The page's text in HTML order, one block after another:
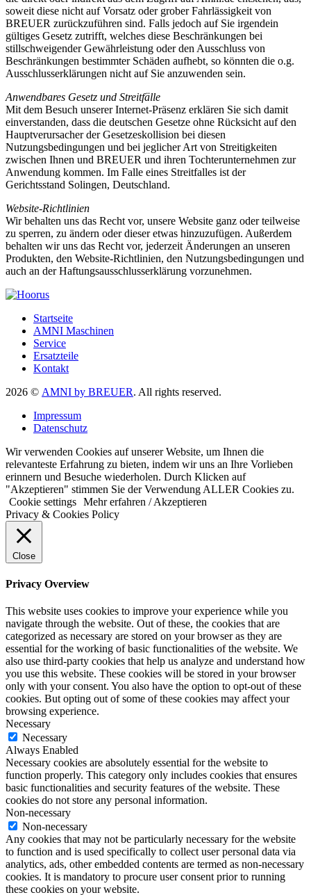
soweit diese nicht auf Vorsatz oder grober Fahrlässigkeit von
BREUER zurückzuführen sind. Falls jedoch auf Sie irgendein
gültiges Gesetz zutrifft, welches diese Beschränkungen bei
stillschweigender Gewährleistung oder den Ausschluss von
Beschränkungen bestimmter Schäden aufhebt, so könnten die o.g.
Ausschlusserklärungen nicht auf Sie anzuwenden sein.
Anwendbares Gesetz und Streitfälle
Mit dem Besuch unserer Internet-Präsenz erklären Sie sich damit
einverstanden, dass die deutschen Gesetze ohne Rücksicht auf den
Hauptverursacher der Gesetzeskollision bei diesen
Nutzungsbedingungen und bei jeglicher Art von Streitigkeiten
zwischen Ihnen und BREUER und ihren Tochterunternehmen zur
Anwendung kommen. Im Falle eines Streitfalles ist der
Gerichtsstand Solingen, Deutschland.
Website-Richtlinien
Wir behalten uns das Recht vor, unsere Website ganz oder teilweise
zu sperren, zu ändern oder dieser etwas hinzuzufügen. Außerdem
behalten wir uns das Recht vor, jederzeit Änderungen an unseren
Produkten, den Website-Richtlinien, den Nutzungsbedingungen und
auch an der Haftungsausschlusserklärung vorzunehmen.
Startseite
AMNI Maschinen
Service
Ersatzteile
Kontakt
2026 © AMNI by BREUER. All rights reserved.
Impressum
Datenschutz
Wir verwenden Cookies auf unserer Website, um Ihnen die
relevanteste Erfahrung zu bieten, indem wir uns an Ihre Vorlieben
erinnern und Besuche wiederholen. Durch Klicken auf
"Akzeptieren" stimmen Sie der Verwendung ALLER Cookies zu.
Cookie settings Mehr erfahren / Akzeptieren
Privacy & Cookies Policy
Close
Privacy Overview
This website uses cookies to improve your experience while you
navigate through the website. Out of these, the cookies that are
categorized as necessary are stored on your browser as they are
essential for the working of basic functionalities of the website. We
also use third-party cookies that help us analyze and understand how
you use this website. These cookies will be stored in your browser
only with your consent. You also have the option to opt-out of these
cookies. But opting out of some of these cookies may affect your
browsing experience.
Necessary
Necessary
Always Enabled
Necessary cookies are absolutely essential for the website to
function properly. This category only includes cookies that ensures
basic functionalities and security features of the website. These
cookies do not store any personal information.
Non-necessary
Non-necessary
Any cookies that may not be particularly necessary for the website
to function and is used specifically to collect user personal data via
analytics, ads, other embedded contents are termed as non-necessary
cookies. It is mandatory to procure user consent prior to running
these cookies on your website.